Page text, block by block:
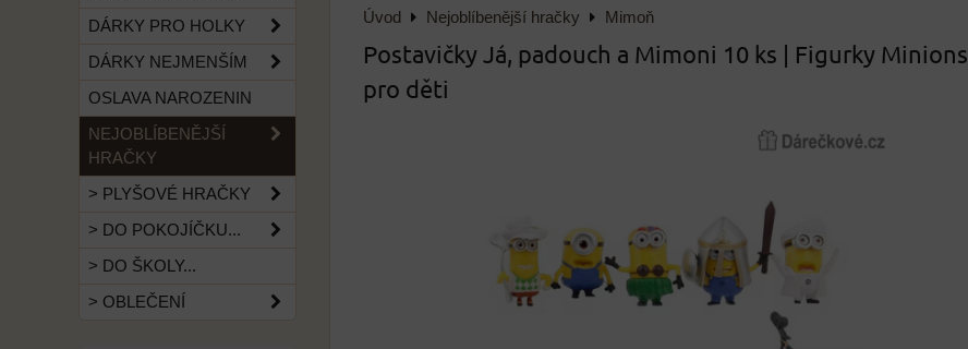
Úvod Nejoblíbenější hračky Mimoň
Postavičky Já, padouch a Mimoni 10 ks | Figurky Minions
pro děti
DÁRKY PRO HOLKY
DÁRKY NEJMENŠÍM
OSLAVA NAROZENIN
NEJOBLÍBENĚJŠÍ
HRAČKY
> PLYŠOVÉ HRAČKY
> DO POKOJÍČKU...
> DO ŠKOLY...
> OBLEČENÍ